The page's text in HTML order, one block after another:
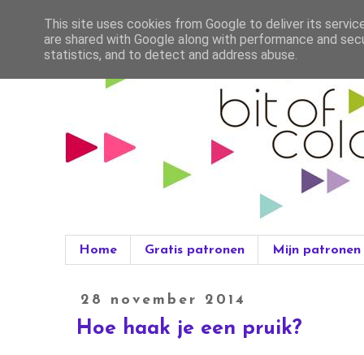
Home Gratis patronen Mijn patronen
28 november 2014
Hoe haak je een pruik?
This site uses cookies from Google to deliver its
are shared with Google along with performance and
statistics, and to detect and address abuse.